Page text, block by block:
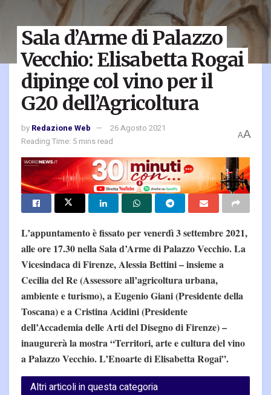
Sala d’Arme di Palazzo
Vecchio: Elisabetta Rogai
dipinge col vino per il
G20 dell’Agricoltura
by Redazione Web
26 Agosto 2021
Reading Time: 5 mins read
AA
L’appuntamento è fissato per venerdì 3 settembre 2021,
alle ore 17.30 nella Sala d’Arme di Palazzo Vecchio. La
Vicesindaca di Firenze, Alessia Bettini – insieme a
Cecilia del Re (Assessore all’agricoltura urbana,
ambiente e turismo), a Eugenio Giani (Presidente della
Toscana) e a Cristina Acidini (Presidente
dell’Accademia delle Arti del Disegno di Firenze) –
inaugurerà la mostra “Territori, arte e cultura del vino
a Palazzo Vecchio. L’Enoarte di Elisabetta Rogai”.
Altri articoli in questa categoria